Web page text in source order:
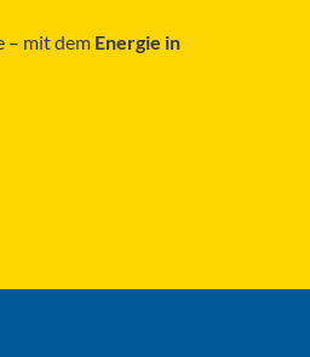
– mit dem Energie in